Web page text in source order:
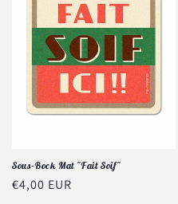
Sous-Bock Mat "Fait Soif"
Prix
€4,00 EUR